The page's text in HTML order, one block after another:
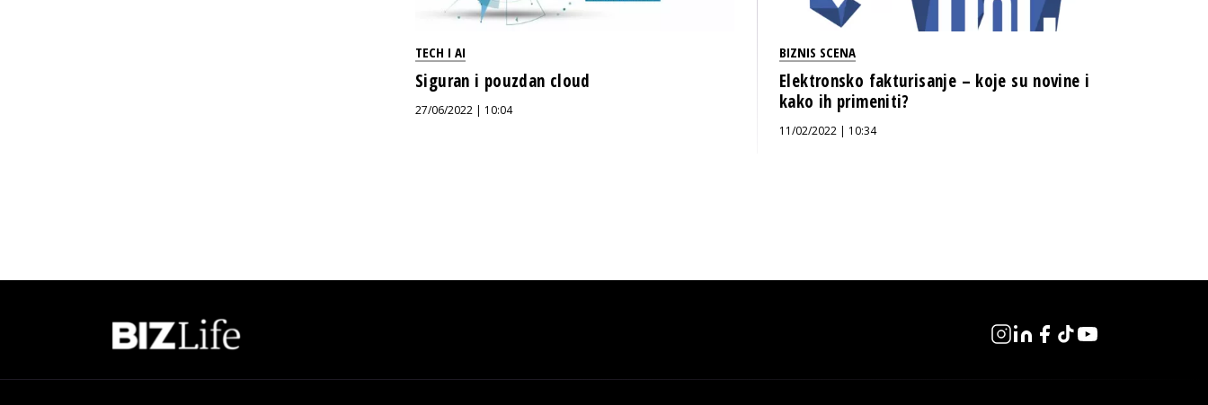
TECH I AI
Siguran i pouzdan cloud
27/06/2022 | 10:04
BIZNIS SCENA
Elektronsko fakturisanje – koje su novine i
kako ih primeniti?
11/02/2022 | 10:34